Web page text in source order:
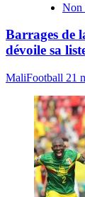
Non
Barrages de
dévoile sa
MaliFootball 21